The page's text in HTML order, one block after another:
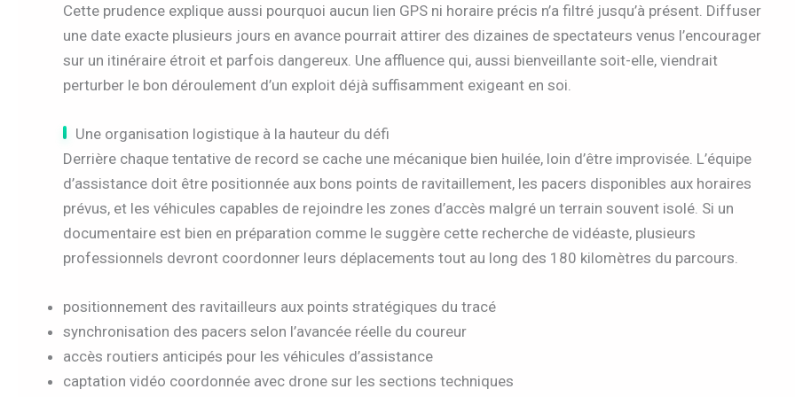
Cette prudence explique aussi pourquoi aucun lien GPS ni horaire précis n’a filtré jusqu’à présent. Diffuser
une date exacte plusieurs jours en avance pourrait attirer des dizaines de spectateurs venus l’encourager
sur un itinéraire étroit et parfois dangereux. Une affluence qui, aussi bienveillante soit-elle, viendrait
perturber le bon déroulement d’un exploit déjà suffisamment exigeant en soi.
Une organisation logistique à la hauteur du défi
Derrière chaque tentative de record se cache une mécanique bien huilée, loin d’être improvisée. L’équipe
d’assistance doit être positionnée aux bons points de ravitaillement, les pacers disponibles aux horaires
prévus, et les véhicules capables de rejoindre les zones d’accès malgré un terrain souvent isolé. Si un
documentaire est bien en préparation comme le suggère cette recherche de vidéaste, plusieurs
professionnels devront coordonner leurs déplacements tout au long des 180 kilomètres du parcours.
positionnement des ravitailleurs aux points stratégiques du tracé
synchronisation des pacers selon l’avancée réelle du coureur
accès routiers anticipés pour les véhicules d’assistance
captation vidéo coordonnée avec drone sur les sections techniques